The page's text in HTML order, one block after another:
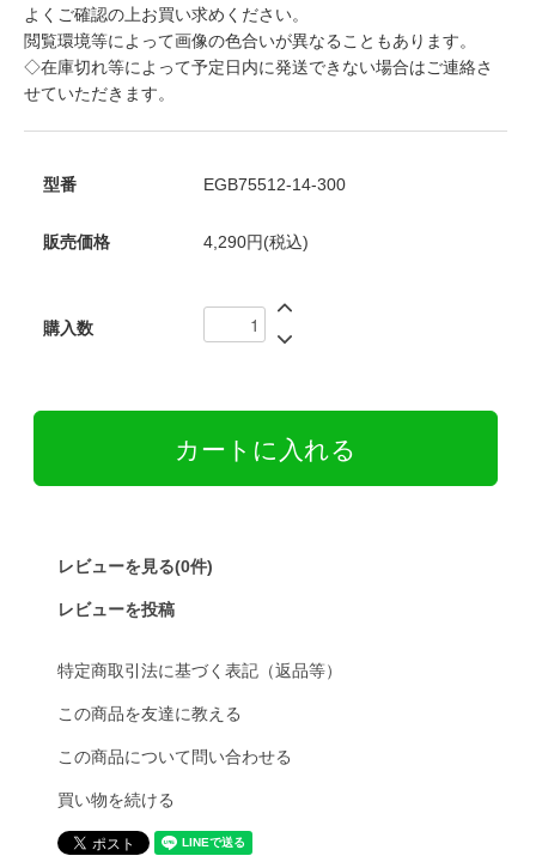
よくご確認の上お買い求めください。
閲覧環境等によって画像の色合いが異なることもあります。
◇在庫切れ等によって予定日内に発送できない場合はご連絡さ
せていただきます。
型番 EGB75512-14-300
販売価格 4,290円(税込)
購入数
レビューを見る(0件)
レビューを投稿
特定商取引法に基づく表記（返品等）
この商品を友達に教える
この商品について問い合わせる
買い物を続ける